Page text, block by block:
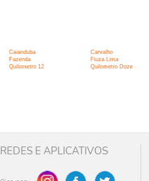
Caianduba Carvalho
Fazenda Fiuza Lima
Quilometro 12 Quilometro Doze
REDES E APLICATIVOS